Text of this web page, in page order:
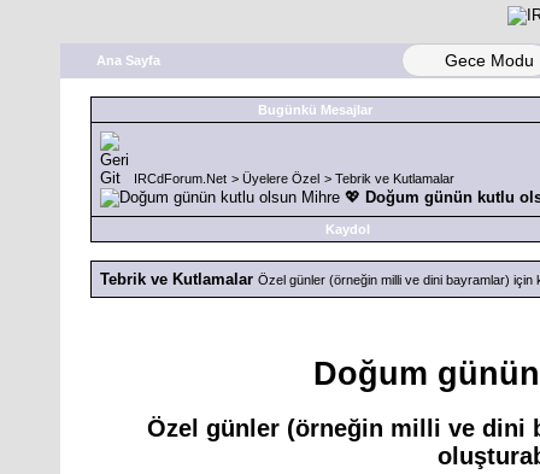
Ana Sayfa Gece Modu
Bugünkü Mesajlar
IRCdForum.Net > Üyelere Özel > Tebrik ve Kutlamalar
Doğum günün kutlu
Kaydol
Tebrik ve Kutlamalar Özel günler (örneğin milli ve dini bayramlar) için
Doğum
Özel günler (örneğin milli ve dini